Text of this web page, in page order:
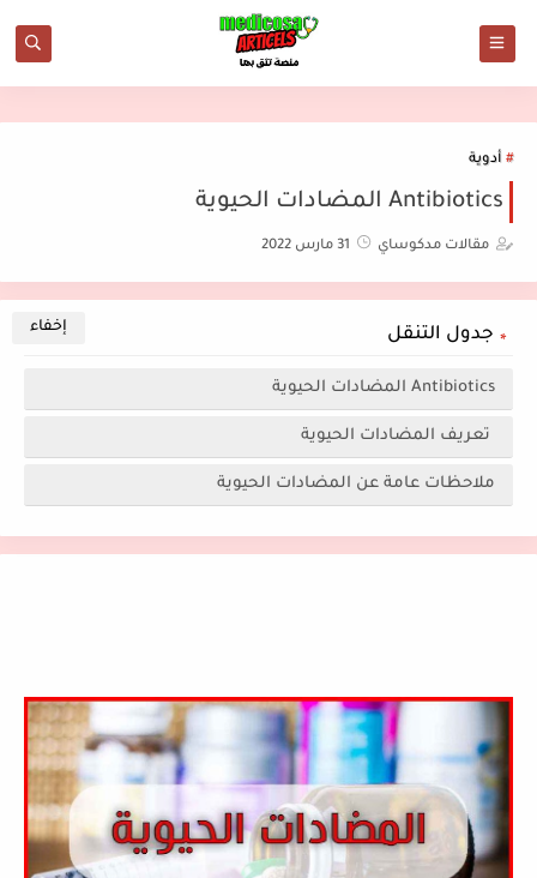
أدوية
Antibiotics المضادات الحيوية
مقالات مدكوساي 31 مارس 2022
جدول التنقل
Antibiotics المضادات الحيوية
تعريف المضادات الحيوية
ملاحظات عامة عن المضادات الحيوية